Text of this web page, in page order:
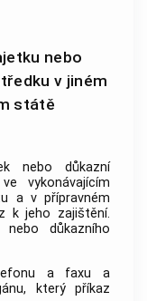
nebo
v jiném
státě
nebo důkazní
vykonávajícím
a v přípravném
k jeho zajištění.
důkazního
a faxu a
který příkaz